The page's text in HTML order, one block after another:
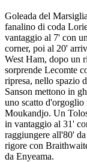
Goleada del
fanalino di coda
vantaggio al 7' con
corner, poi al 20'
West Ham, dopo un
sorprende Lecomte
ripresa, nello spazio
Sanson mettono in
uno scatto d'orgoglio
Moukandjo. Un
in vantaggio al 31'
raggiungere all'80'
rigore con
da Enyeama.